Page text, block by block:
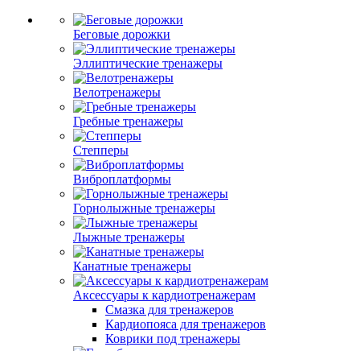
Беговые дорожки
Эллиптические тренажеры
Велотренажеры
Гребные тренажеры
Степперы
Виброплатформы
Горнолыжные тренажеры
Лыжные тренажеры
Канатные тренажеры
Аксессуары к кардиотренажерам
Смазка для тренажеров
Кардиопояса для тренажеров
Коврики под тренажеры